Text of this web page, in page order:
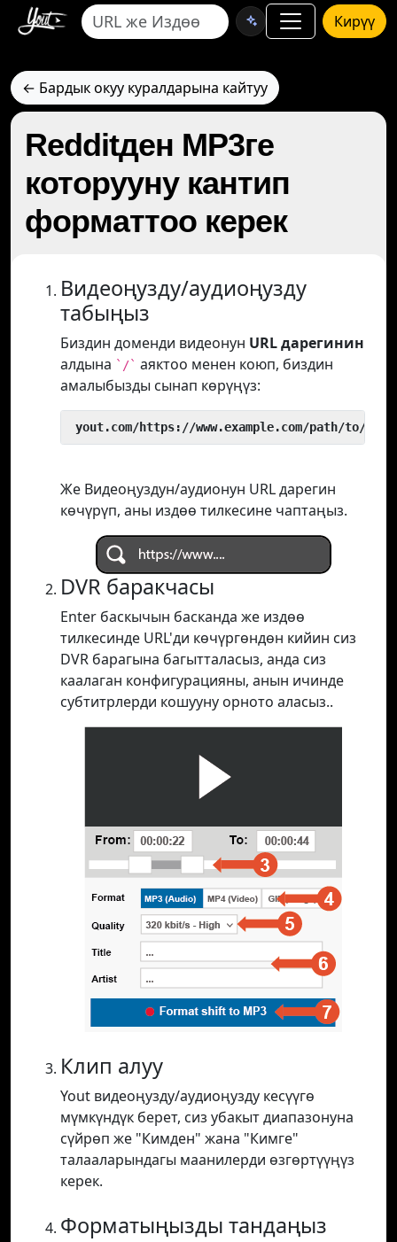
Кирүү
← Бардык окуу куралдарына кайтуу
Redditден MP3ге
которууну кантип
форматтоо керек
Видеоңузду/аудиоңузду
табыңыз
Биздин доменди видеонун URL дарегинин
алдына `/` аяктоо менен коюп, биздин
амалыбызды сынап көрүңүз:
yout.com/https://www.example.com/path/to/
Же Видеоңуздун/аудионун URL дарегин
көчүрүп, аны издөө тилкесине чаптаңыз.
DVR баракчасы
Enter баскычын басканда же издөө
тилкесинде URL'ди көчүргөндөн кийин сиз
DVR барагына багытталасыз, анда сиз
каалаган конфигурацияны, анын ичинде
субтитрлерди кошууну орното аласыз..
Клип алуу
Yout видеоңузду/аудиоңузду кесүүгө
мүмкүндүк берет, сиз убакыт диапазонуна
сүйрөп же "Кимден" жана "Кимге"
талааларындагы маанилерди өзгөртүүңүз
керек.
Форматыңызды тандаңыз